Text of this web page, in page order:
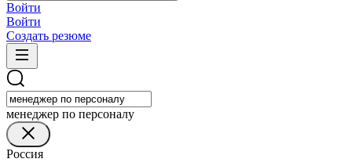
Войти
Войти
Создать резюме
менеджер по персоналу
Россия